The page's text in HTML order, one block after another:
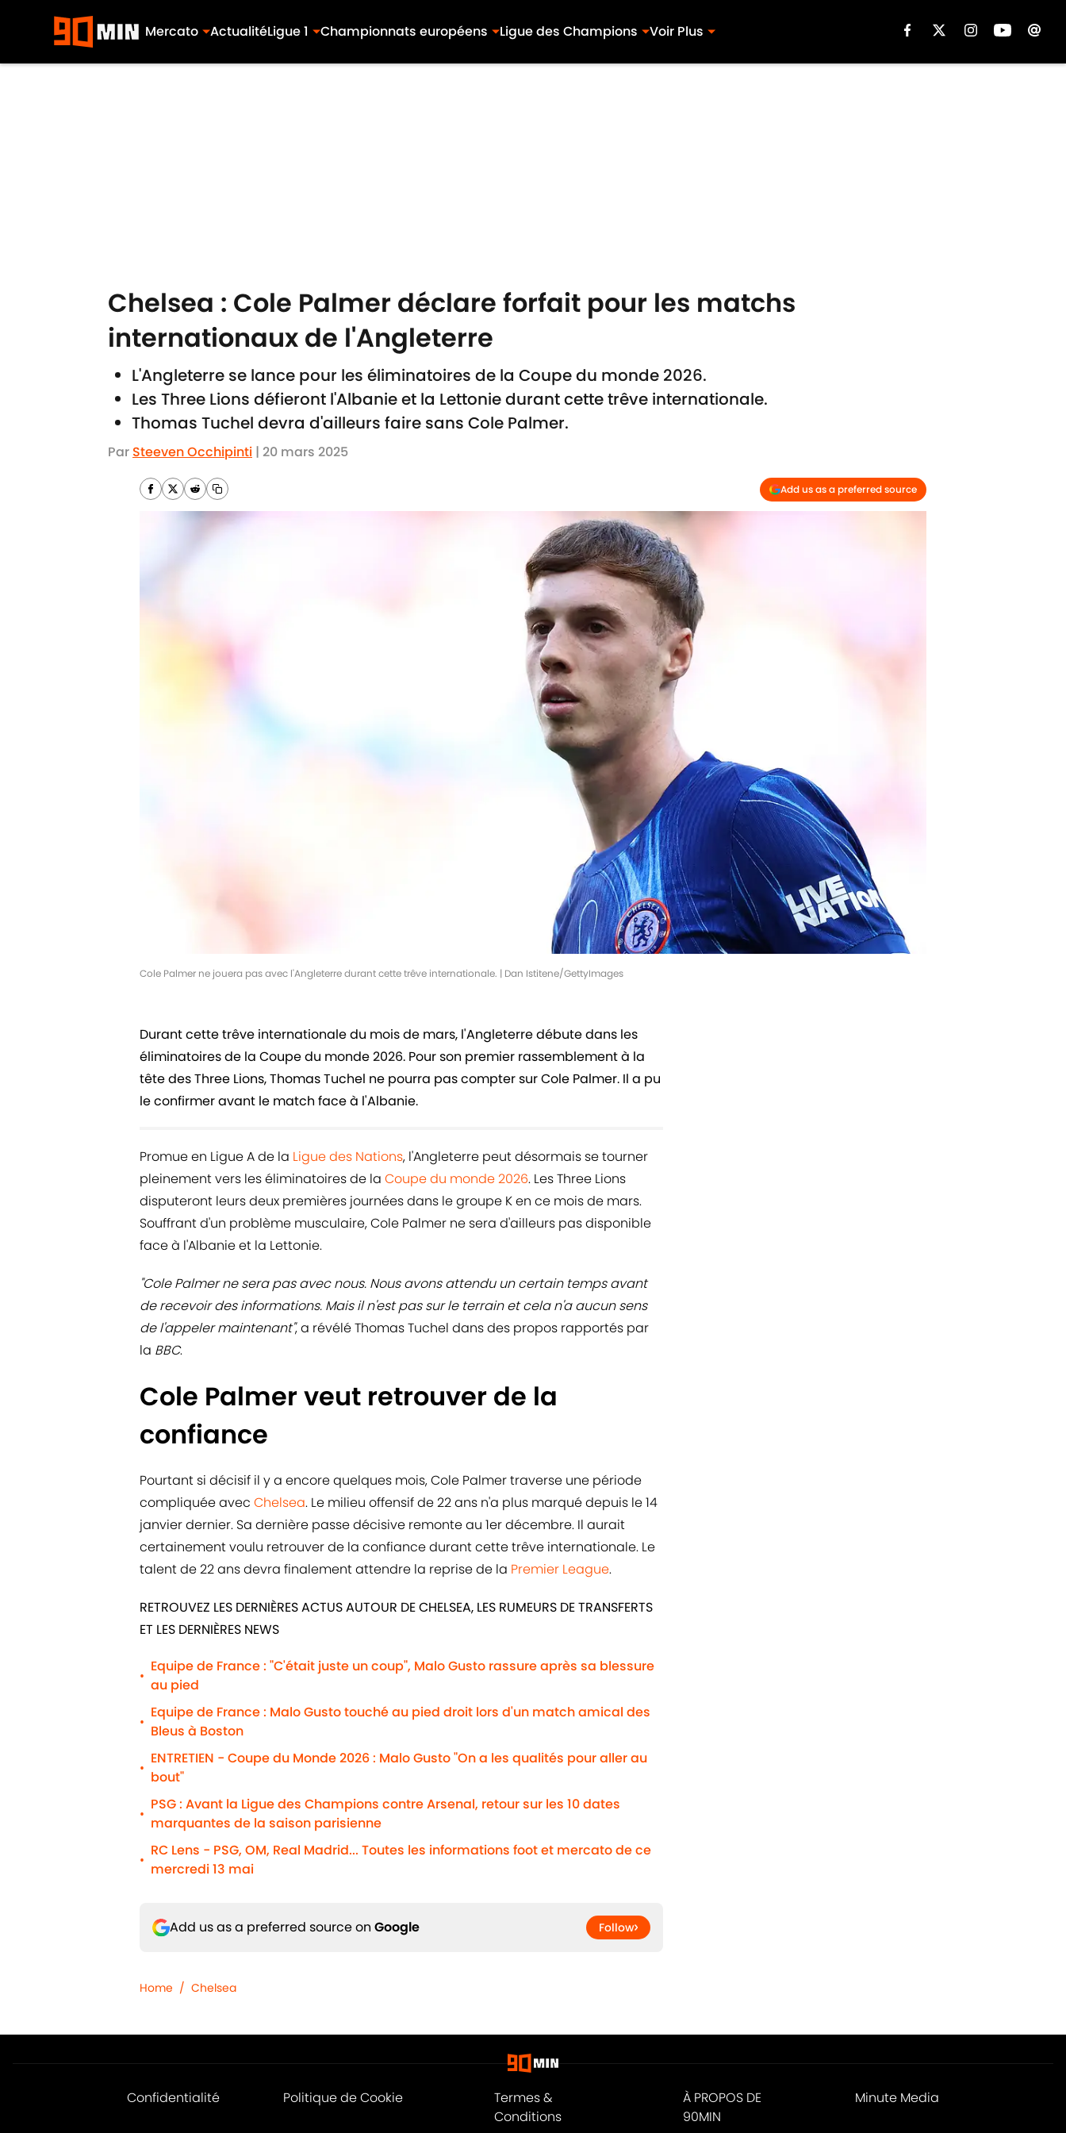
Mercato ActualitéLigue 1 Championnats européens Ligue des Champions Voir Plus
Chelsea : Cole Palmer déclare forfait pour les matchs
internationaux de l'Angleterre
L'Angleterre se lance pour les éliminatoires de la Coupe du monde 2026.
Les Three Lions défieront l'Albanie et la Lettonie durant cette trêve internationale.
Thomas Tuchel devra d'ailleurs faire sans Cole Palmer.
Par Steeven Occhipinti | 20 mars 2025
Add us as a preferred source
Cole Palmer ne jouera pas avec l'Angleterre durant cette trêve internationale. | Dan Istitene/GettyImages
Durant cette trêve internationale du mois de mars, l'Angleterre débute dans les
éliminatoires de la Coupe du monde 2026. Pour son premier rassemblement à la
tête des Three Lions, Thomas Tuchel ne pourra pas compter sur Cole Palmer. Il a pu
le confirmer avant le match face à l'Albanie.
Promue en Ligue A de la Ligue des Nations, l'Angleterre peut désormais se tourner
pleinement vers les éliminatoires de la Coupe du monde 2026. Les Three Lions
disputeront leurs deux premières journées dans le groupe K en ce mois de mars.
Souffrant d'un problème musculaire, Cole Palmer ne sera d'ailleurs pas disponible
face à l'Albanie et la Lettonie.
"Cole Palmer ne sera pas avec nous. Nous avons attendu un certain temps avant
de recevoir des informations. Mais il n'est pas sur le terrain et cela n'a aucun sens
de l'appeler maintenant", a révélé Thomas Tuchel dans des propos rapportés par
la BBC.
Cole Palmer veut retrouver de la
confiance
Pourtant si décisif il y a encore quelques mois, Cole Palmer traverse une période
compliquée avec Chelsea. Le milieu offensif de 22 ans n'a plus marqué depuis le 14
janvier dernier. Sa dernière passe décisive remonte au 1er décembre. Il aurait
certainement voulu retrouver de la confiance durant cette trêve internationale. Le
talent de 22 ans devra finalement attendre la reprise de la Premier League.
RETROUVEZ LES DERNIÈRES ACTUS AUTOUR DE CHELSEA, LES RUMEURS DE TRANSFERTS
ET LES DERNIÈRES NEWS
•
Equipe de France : "C'était juste un coup", Malo Gusto rassure après sa blessure
au pied
•
Equipe de France : Malo Gusto touché au pied droit lors d'un match amical des
Bleus à Boston
•
ENTRETIEN - Coupe du Monde 2026 : Malo Gusto "On a les qualités pour aller au
bout"
•
PSG : Avant la Ligue des Champions contre Arsenal, retour sur les 10 dates
marquantes de la saison parisienne
•
RC Lens - PSG, OM, Real Madrid... Toutes les informations foot et mercato de ce
mercredi 13 mai
Add us as a preferred source on Google Follow
Home / Chelsea
Confidentialité Politique de Cookie
Termes &
Conditions
À PROPOS DE
90MIN
Minute Media